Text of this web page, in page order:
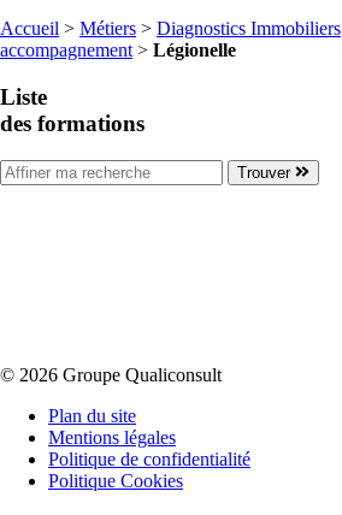
Accueil > Métiers > Diagnostics Immobiliers
accompagnement > Légionelle
Liste
des formations
Trouver
© 2026 Groupe Qualiconsult
Plan du site
Mentions légales
Politique de confidentialité
Politique Cookies